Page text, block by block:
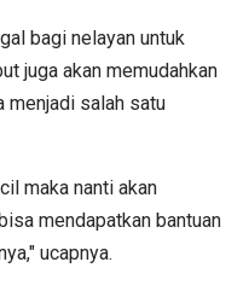
bagi nelayan untuk
juga akan memudahkan
menjadi salah satu
maka nanti akan
mendapatkan bantuan
ucapnya.